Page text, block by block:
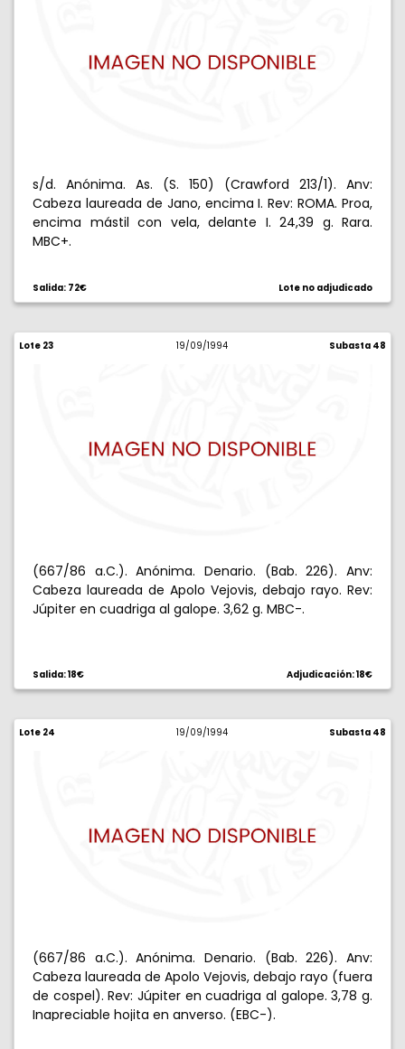
s/d. Anónima. As. (S. 150) (Crawford 213/1). Anv:
Cabeza laureada de Jano, encima I. Rev: ROMA. Proa,
encima mástil con vela, delante I. 24,39 g. Rara.
MBC+.
Salida: 72€ Lote no adjudicado
Lote 23 19/09/1994 Subasta 48
(667/86 a.C.). Anónima. Denario. (Bab. 226). Anv:
Cabeza laureada de Apolo Vejovis, debajo rayo. Rev:
Júpiter en cuadriga al galope. 3,62 g. MBC-.
Salida: 18€ Adjudicación: 18€
Lote 24 19/09/1994 Subasta 48
(667/86 a.C.). Anónima. Denario. (Bab. 226). Anv:
Cabeza laureada de Apolo Vejovis, debajo rayo (fuera
de cospel). Rev: Júpiter en cuadriga al galope. 3,78 g.
Inapreciable hojita en anverso. (EBC-).